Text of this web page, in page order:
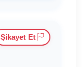
Şikayet Et